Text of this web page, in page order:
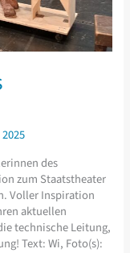
des
zum Staatstheater
Voller Inspiration
aktuellen
technische Leitung,
Text: Wi, Foto(s):